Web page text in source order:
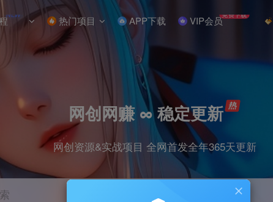
NEW 热门项目 APP下载 VIP会员免费下载
网创网赚 ∞ 稳定更新
网创资源&实战项目 全网首发全年365天更新